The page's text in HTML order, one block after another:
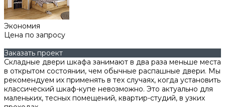
Экономия
Цена по запросу
Заказать проект
Складные двери шкафа занимают в два раза меньше места
в открытом состоянии, чем обычные распашные двери. Мы
рекомендуем их применять в тех случаях, когда установить
классический шкаф-купе невозможно. Это актуально для
маленьких, тесных помещений, квартир-студий, в узких